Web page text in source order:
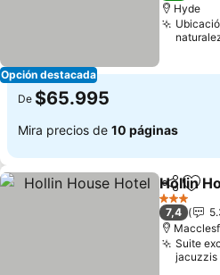
Opción destacada
Hyde
De $65.995
Mira precios de 10 páginas
Compartir
Hollin
3 Estrellas
7,4
Suite
jacuzzis